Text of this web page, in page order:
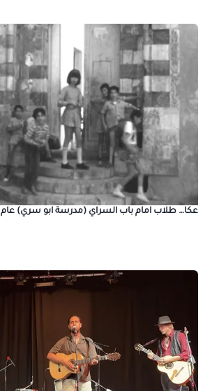
عكا… طلاب امام باب السراي (مدرسة ابو سري) عام 1981